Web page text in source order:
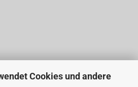
Cookies und andere